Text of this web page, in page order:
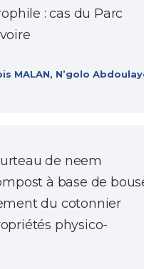
: cas du Parc
MALAN, N’golo
de neem
à base de
du cotonnier
physico-